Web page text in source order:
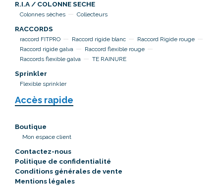
R.I.A / COLONNE SECHE
Colonnes sèches Collecteurs
RACCORDS
raccord FITPRO Raccord rigide blanc
Raccord Rigide rouge
Raccord rigide galva
Raccord flexible rouge
Raccords flexible galva
TE RAINURE
Sprinkler
Flexible sprinkler
Accès rapide
Boutique
Mon espace client
Contactez-nous
Politique de confidentialité
Conditions générales de vente
Mentions légales